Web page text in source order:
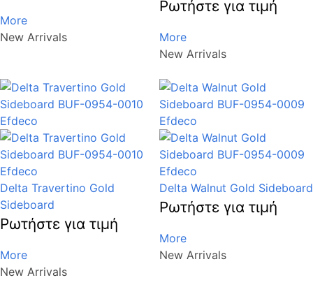
More
New Arrivals
Ρωτήστε για τιμή
More
New Arrivals
Delta Travertino Gold
Sideboard
Ρωτήστε για τιμή
More
New Arrivals
Delta Walnut Gold Sideboard
Ρωτήστε για τιμή
More
New Arrivals